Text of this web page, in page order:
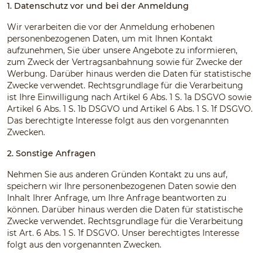
1. Datenschutz vor und bei der Anmeldung
Wir verarbeiten die vor der Anmeldung erhobenen
personenbezogenen Daten, um mit Ihnen Kontakt
aufzunehmen, Sie über unsere Angebote zu informieren,
zum Zweck der Vertragsanbahnung sowie für Zwecke der
Werbung. Darüber hinaus werden die Daten für statistische
Zwecke verwendet. Rechtsgrundlage für die Verarbeitung
ist Ihre Einwilligung nach Artikel 6 Abs. 1 S. 1a DSGVO sowie
Artikel 6 Abs. 1 S. 1b DSGVO und Artikel 6 Abs. 1 S. 1f DSGVO.
Das berechtigte Interesse folgt aus den vorgenannten
Zwecken.
2. Sonstige Anfragen
Nehmen Sie aus anderen Gründen Kontakt zu uns auf,
speichern wir Ihre personenbezogenen Daten sowie den
Inhalt Ihrer Anfrage, um Ihre Anfrage beantworten zu
können. Darüber hinaus werden die Daten für statistische
Zwecke verwendet. Rechtsgrundlage für die Verarbeitung
ist Art. 6 Abs. 1 S. 1f DSGVO. Unser berechtigtes Interesse
folgt aus den vorgenannten Zwecken.